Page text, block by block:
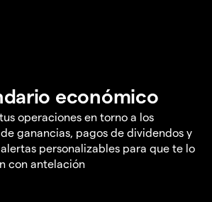
económico
operaciones en torno a los
ganancias, pagos de dividendos y
personalizables para que te lo
con antelación